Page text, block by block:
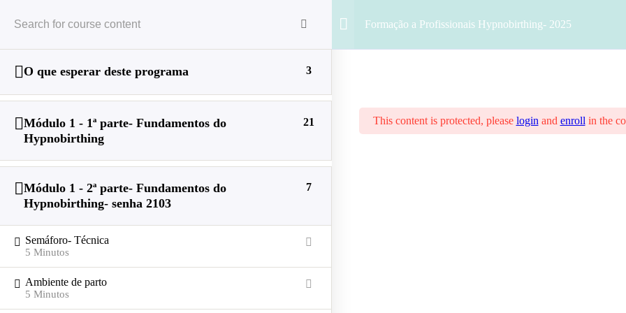
Profissionais
Programas
Blog
Parentalidade
Formação a Profissionais Hypnobirthing- 2025
O que esperar deste programa 3
Módulo 1 - 1ª parte- Fundamentos do
Hypnobirthing
21
Módulo 1 - 2ª parte- Fundamentos do
Hypnobirthing- senha 2103
7
Semáforo- Técnica
5 Minutos
Ambiente de parto
5 Minutos
This content is protected, please login and enroll in the